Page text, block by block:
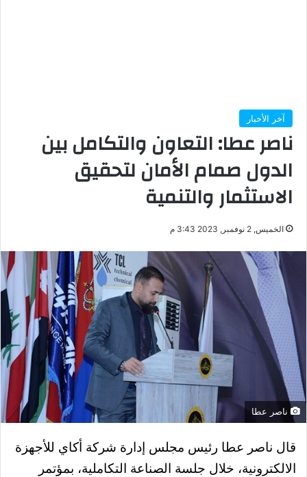
آخر الأخبار
ناصر عطا: التعاون والتكامل بين
الدول صمام الأمان لتحقيق
الاستثمار والتنمية
الخميس, 2 نوفمبر, 2023 3:43 م
ناصر عطا
قال ناصر عطا رئيس مجلس إدارة شركة أكاي للأجهزة
الالكترونية، خلال جلسة الصناعة التكاملية، بمؤتمر